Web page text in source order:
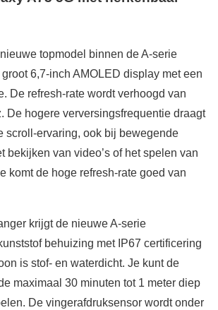
topmodel binnen de A-serie
6,7-inch AMOLED display met een
De refresh-rate wordt verhoogd van
De hogere verversingsfrequentie draagt
scroll-ervaring, ook bij bewegende
bekijken van video’s of het spelen van
komt de hoge refresh-rate goed van
krijgt de nieuwe A-serie
behuizing met IP67 certificering
is stof- en waterdicht. Je kunt de
maximaal 30 minuten tot 1 meter diep
De vingerafdruksensor wordt onder